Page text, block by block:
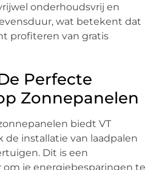
onderhoudsvrij en
wat betekent dat
profiteren van gratis
Perfecte
Zonnepanelen
biedt VT
installatie van laadpalen
Dit is een
je energiebesparingen te